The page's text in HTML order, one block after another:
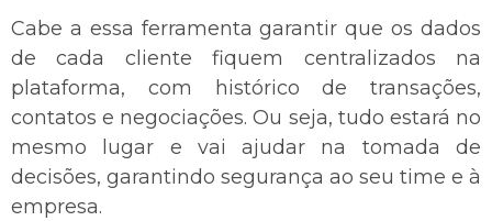
Cabe a essa ferramenta garantir que os dados
de cada cliente fiquem centralizados na
plataforma, com histórico de transações,
contatos e negociações. Ou seja, tudo estará no
mesmo lugar e vai ajudar na tomada de
decisões, garantindo segurança ao seu time e à
empresa.